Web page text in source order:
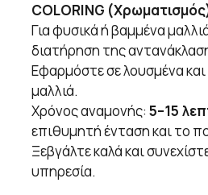
COLORING
Για φυσικά ή βαμμένα
διατήρηση της
Εφαρμόστε σε λουσμένα
μαλλιά.
Χρόνος αναμονής:5–15
επιθυμητή ένταση και το
Ξεβγάλτε καλά και
υπηρεσία.